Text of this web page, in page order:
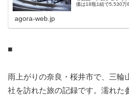
価は18瓶1組で5,530万
agora-web.jp
■
雨上がりの奈良・桜井市で、三輪
社を訪れた旅の記録です。濡れた